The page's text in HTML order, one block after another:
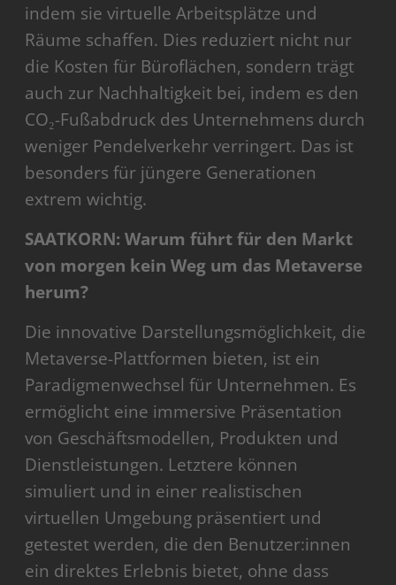
indem sie virtuelle Arbeitsplätze und
Räume schaffen. Dies reduziert nicht nur
die Kosten für Büroflächen, sondern trägt
auch zur Nachhaltigkeit bei, indem es den
CO₂-Fußabdruck des Unternehmens durch
weniger Pendelverkehr verringert. Das ist
besonders für jüngere Generationen
extrem wichtig.
SAATKORN: Warum führt für den Markt
von morgen kein Weg um das Metaverse
herum?
Die innovative Darstellungsmöglichkeit, die
Metaverse-Plattformen bieten, ist ein
Paradigmenwechsel für Unternehmen. Es
ermöglicht eine immersive Präsentation
von Geschäftsmodellen, Produkten und
Dienstleistungen. Letztere können
simuliert und in einer realistischen
virtuellen Umgebung präsentiert und
getestet werden, die den Benutzer:innen
ein direktes Erlebnis bietet, ohne dass